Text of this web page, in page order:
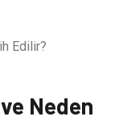
Edilir?
Neden